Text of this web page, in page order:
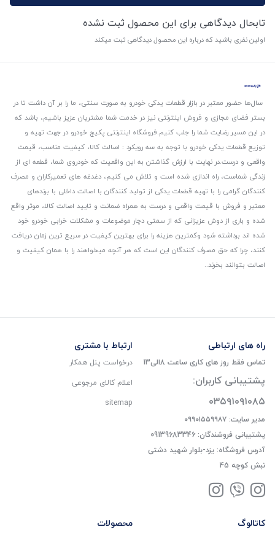
تابحال دیدگاهی برای این محصول ثبت نشده
اولین نفری باشید که درباره این محصول دیدگاهی ثبت میکند
سال‌ها حضور معتبر در بازار قطعات یدکی خودرو به صورت سنتی، ما را بر آن داشت تا در
بستر فضای مجازی و فروش اینترنتی نیز در خدمت شما مشتریان عزیز باشیم، باشد که
در این مسیر رضایت شما را جلب کنیم.فروشگاه اینترنتی پکیج خودرو در جهت تهیه و
توزیع قطعات یدکی خودرو با توجه به سه رویکرد : اصالت کالا، کیفیت مناسب، قیمت
واقعی و درست.در نهایت با ارزش گذاشتن به این واقعیت که خودروی شما، قطعه ای از
زندگی شماست، راه اندازی شده است و تلاش می کنیم، دغدغه های تعمیرکاران و مصرف
کنندگان گرامی را با تهیه قطعات یدکی از تولید کنندگان با اصالت داخلی با برندهای
معتبر و فروش با قیمت واقعی و درست به همراه ضمانت و تایید اصالت کالا، موثر واقع
شده و باری از دوش عزیزانی که از سمتی دچار موضوعات و مشکلات خرابی خودرو خود
شده اند برداشته شود و‌کمترین هزینه را برای بهترین کیفیت در سریع ترین زمان دریافت
کنند، چرا که حق مصرف کنندگان این است که هر آنچه میخواهند را با همان کیفیت و
اصالت بتوانند بخرند..
راه های ارتباطی
تماس فقط روز های کاری ساعت 8الی13
پشتیبانی کاربران:
۰۳۵۹۱۰۹۱۰۸۵
مدیر سایت: ۰۹۹۰۱۵۵۹۹۸۷
پشتیبانی فروشندگان: 09139683346
آدرس فروشگاه: یزد-بلوار شهید دشتی
نبش کوچه 45
ارتباط با مشتری
درخواست پنل همکار
اعلام کالای مرجوعی
sitemap
کاتالوگ محصولات